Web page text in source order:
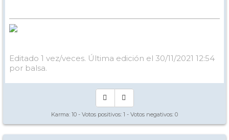
Editado 1 vez/veces. Última edición el 30/11/2021 12:54
por balsa.
Karma: 10 - Votos positivos: 1 - Votos negativos: 0